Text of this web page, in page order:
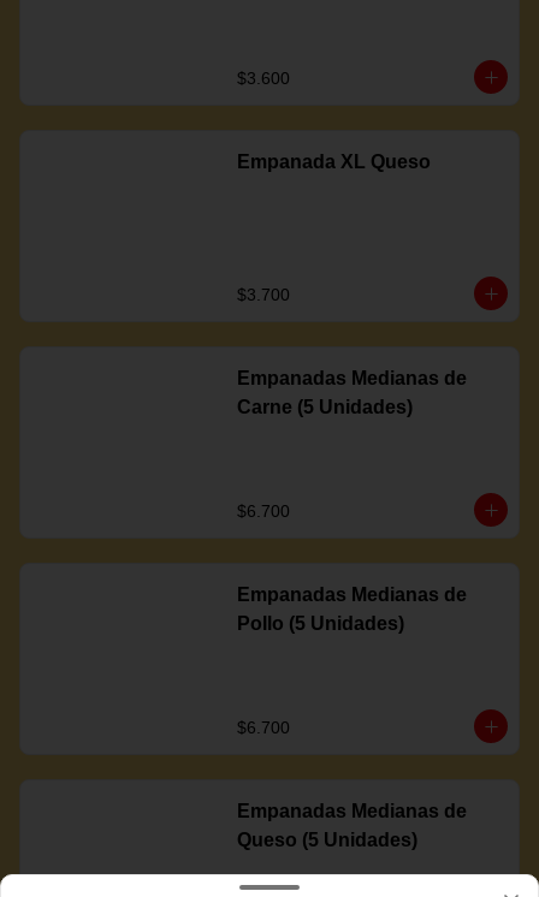
$3.600
Empanada XL Queso
$3.700
Empanadas Medianas de
Carne (5 Unidades)
$6.700
Empanadas Medianas de
Pollo (5 Unidades)
$6.700
Empanadas Medianas de
Queso (5 Unidades)